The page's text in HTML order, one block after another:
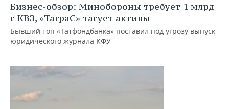
Бизнес-обзор: Минобороны требует 1 млрд
с КВЗ, «ТаграС» тасует активы
Бывший топ «Татфондбанка» поставил под угрозу выпуск
юридического журнала КФУ